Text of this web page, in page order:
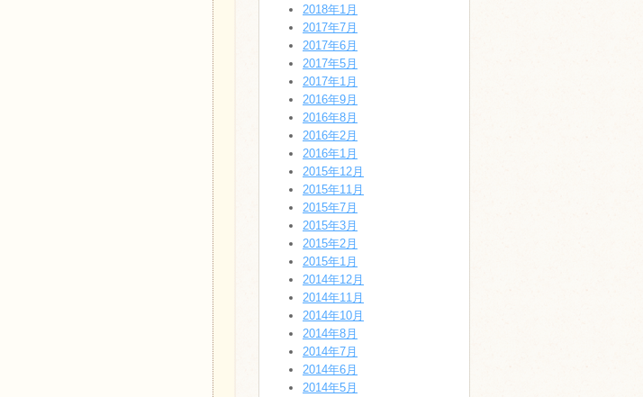
2018年1月
2017年7月
2017年6月
2017年5月
2017年1月
2016年9月
2016年8月
2016年2月
2016年1月
2015年12月
2015年11月
2015年7月
2015年3月
2015年2月
2015年1月
2014年12月
2014年11月
2014年10月
2014年8月
2014年7月
2014年6月
2014年5月